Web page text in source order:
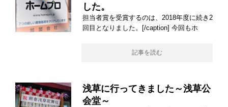
した。
担当者賞を受賞するのは、2018年度に続き2
回目となりました。[/caption] 今回もホ
記事を読む
浅草に行ってきました～浅草公
会堂～